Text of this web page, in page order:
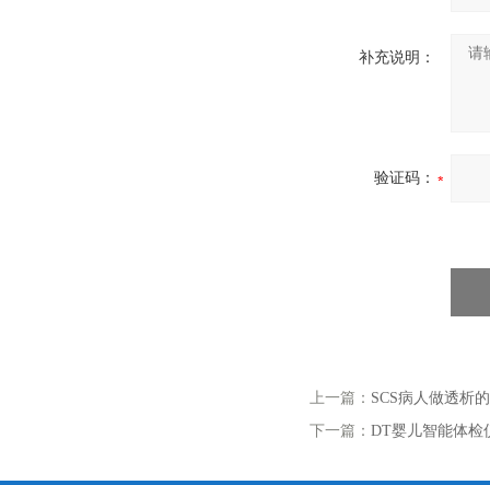
补充说明：
验证码：
上一篇： SCS病人做透析
下一篇： DT婴儿智能体检